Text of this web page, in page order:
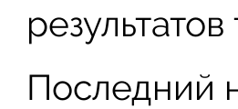
Последний